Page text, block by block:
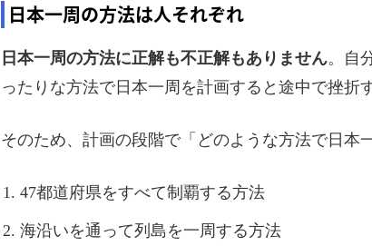
日本一周の方法は人それぞれ
日本一周の方法に正解も不正解もありません。自
ったりな方法で日本一周を計画すると途中で挫折
そのため、計画の段階で「どのような方法で日本
47都道府県をすべて制覇する方法
海沿いを通って列島を一周する方法